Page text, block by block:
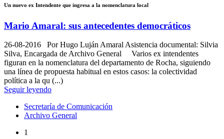
Un nuevo ex Intendente que ingresa a la nomenclatura local
Mario Amaral: sus antecedentes democráticos
26-08-2016 Por Hugo Luján Amaral Asistencia documental: Silvia
Silva, Encargada de Archivo General Varios ex intendentes
figuran en la nomenclatura del departamento de Rocha, siguiendo
una línea de propuesta habitual en estos casos: la colectividad
política a la qu (...)
Seguir leyendo
Secretaría de Comunicación
Archivo General
1